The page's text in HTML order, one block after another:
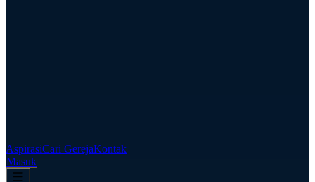
AspirasiCari GerejaKontak
Masuk